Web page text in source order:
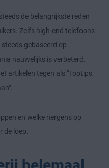
de belangrijkste reden
Zelfs high-end telefoons
gebaseerd op
nauwelijks is verbeterd.
artikelen tegen als "Toptips
en welke nergens op
de loep.